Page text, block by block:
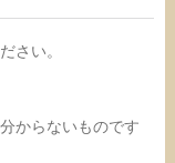
さい。
からないものです